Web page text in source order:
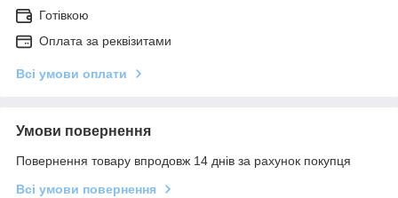
Готівкою
Оплата за реквізитами
Всі умови оплати
Умови повернення
Повернення товару впродовж 14 днів за рахунок покупця
Всі умови повернення